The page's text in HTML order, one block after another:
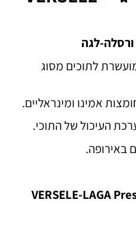
ורסלה-לגה
לתוכים מסוג
אמינו ומינראליים.
העיכול של התוכי.
באירופה.
VERSELE-LAGA